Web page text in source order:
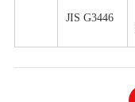
JIS G3446